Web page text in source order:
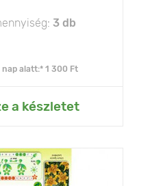
3 db
nap alatt:* 1 300 Ft
a készletet